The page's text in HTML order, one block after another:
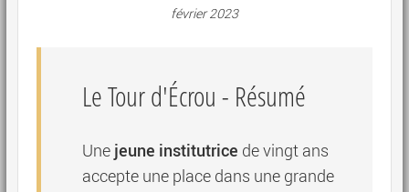
février 2023
Le Tour d'Écrou - Résumé
Une jeune institutrice de vingt ans
accepte une place dans une grande